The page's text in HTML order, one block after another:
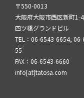
〒550-0013
大阪府大阪市西区新町1-
四ツ橋グランドビル
TEL：06-6543-6654,
55
FAX：06-6543-6660
info[at]tatosa.com